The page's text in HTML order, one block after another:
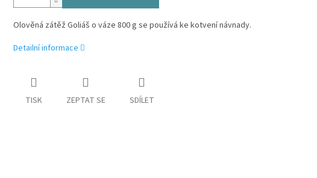
Olověná zátěž Goliáš o váze 800 g se používá ke kotvení návnady.
Detailní informace
TISK ZEPTAT SE SDÍLET